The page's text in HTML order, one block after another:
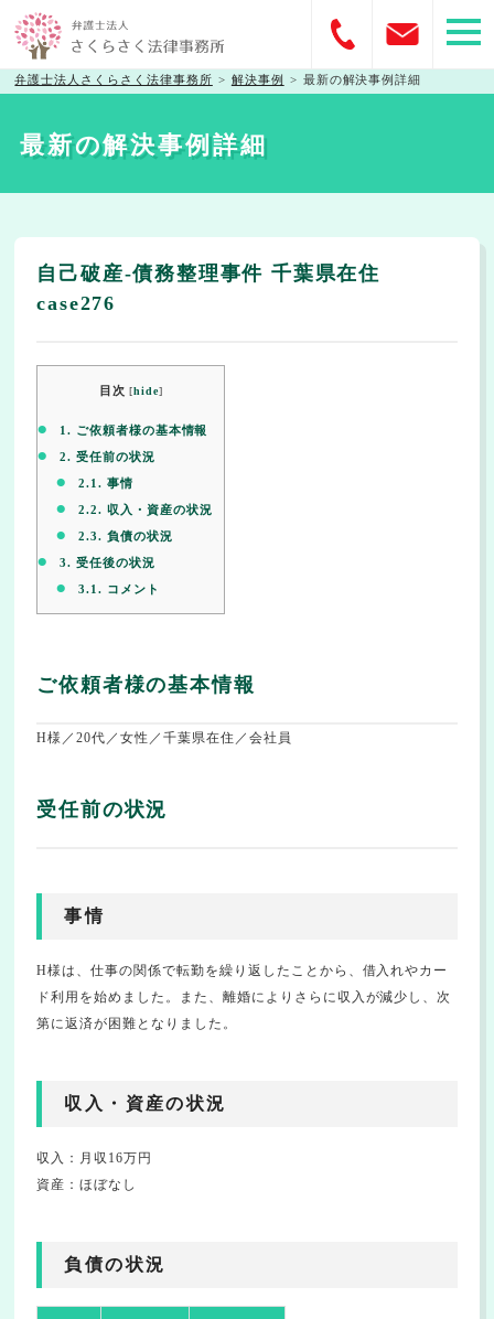
弁護士法人さくらさく法律事務所 > 解決事例 > 最新の解決事例詳細
最新の解決事例詳細
自己破産-債務整理事件 千葉県在住
case276
目次 [hide]
1. ご依頼者様の基本情報
2. 受任前の状況
2.1. 事情
2.2. 収入・資産の状況
2.3. 負債の状況
3. 受任後の状況
3.1. コメント
ご依頼者様の基本情報
H様／20代／女性／千葉県在住／会社員
受任前の状況
事情
H様は、仕事の関係で転勤を繰り返したことから、借入れやカー
ド利用を始めました。また、離婚によりさらに収入が減少し、次
第に返済が困難となりました。
収入・資産の状況
収入：月収16万円
資産：ほぼなし
負債の状況